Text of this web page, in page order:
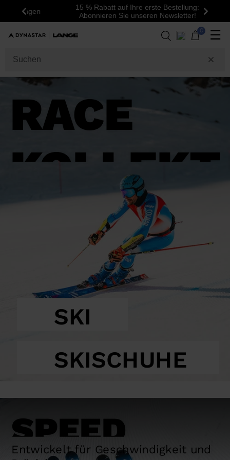
Zurück
15 % Rabatt auf Ihre erste Bestellung:
Abonnieren Sie unseren Newsletter!
0 ☰
SKI
SKISCHUHE
RACE
SPEED
Entwickelt für Geschwindigkeit und